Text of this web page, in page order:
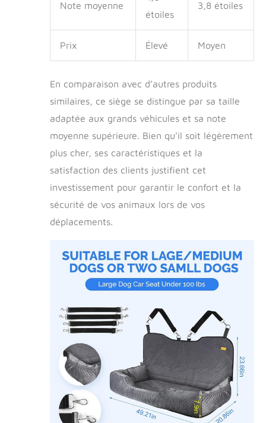
Note moyenne
étoiles
3,8 étoiles
Prix Élevé Moyen
En comparaison avec d’autres produits
similaires, ce siège se distingue par sa taille
adaptée aux grands véhicules et sa note
moyenne supérieure. Bien qu’il soit légèrement
plus cher, ses caractéristiques et la
satisfaction des clients justifient cet
investissement pour garantir le confort et la
sécurité de vos animaux lors de vos
déplacements.